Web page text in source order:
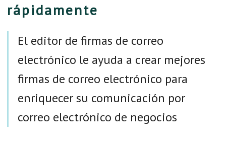
rápidamente
El editor de firmas de correo
electrónico le ayuda a crear mejores
firmas de correo electrónico para
enriquecer su comunicación por
correo electrónico de negocios